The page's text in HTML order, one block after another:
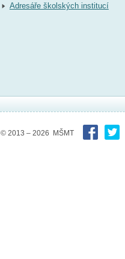
Adresáře školských institucí
© 2013 – 2026 MŠMT